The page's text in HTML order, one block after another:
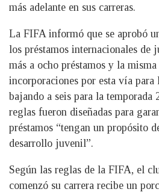
más adelante en sus carreras.
La FIFA informó que se aprobó
los préstamos internacionales de
más a ocho préstamos y la
incorporaciones por esta vía para
bajando a seis para la temporada
reglas fueron diseñadas para
préstamos “tengan un propósito
desarrollo juvenil”.
Según las reglas de la FIFA, el
comenzó su carrera recibe un